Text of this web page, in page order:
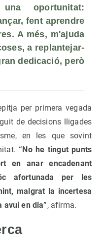
oportunitat:
fent aprendre
A més, m'ajuda
a replantejar-
dedicació, però
per primera vegada
de decisions lligades
en les que sovint
“No he tingut punts
en anar encadenant
afortunada per les
malgrat la incertesa
avui en dia”, afirma.